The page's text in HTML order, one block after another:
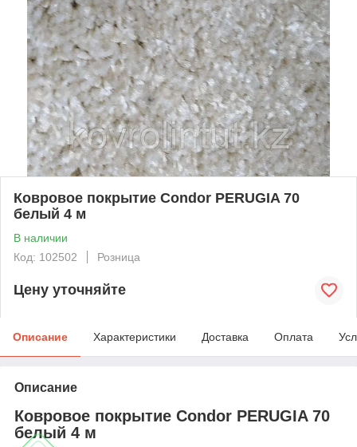
Ковровое покрытие Condor PERUGIA 70
белый 4 м
В наличии
Код: 102502
Розница
Цену уточняйте
Описание Характеристики Доставка Оплата
Описание
Ковровое покрытие Condor PERUGIA 70
белый 4 м